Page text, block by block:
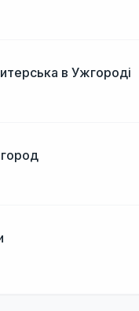
в Ужгороді